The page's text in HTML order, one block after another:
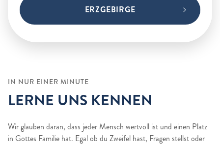
ERZGEBIRGE
IN NUR EINER MINUTE
LERNE UNS KENNEN
Wir glauben daran, dass jeder Mensch wertvoll ist und einen Platz
in Gottes Familie hat. Egal ob du Zweifel hast, Fragen stellst oder